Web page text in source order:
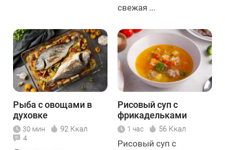
свежая ...
Рыба с овощами в
духовке
30 мин 92 Ккал
4
Рисовый суп с
фрикадельками
1 час 56 Ккал
Рисовый суп с